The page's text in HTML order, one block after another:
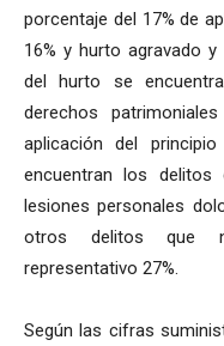
porcentaje del 17% de
16% y hurto agravado
del hurto se
derechos
aplicación del
encuentran los
lesiones personales
otros delitos que
representativo 27%.
Según las cifras